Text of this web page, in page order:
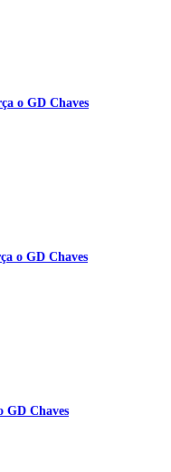
o GD Chaves
o GD Chaves
GD Chaves